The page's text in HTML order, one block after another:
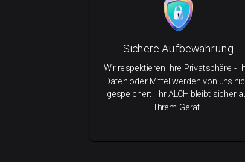
Sichere Aufbewahrung
Wir respektieren Ihre Privatsphäre -
Daten oder Mittel werden von uns
gespeichert. Ihr ALCH bleibt sicher
Ihrem Gerät.